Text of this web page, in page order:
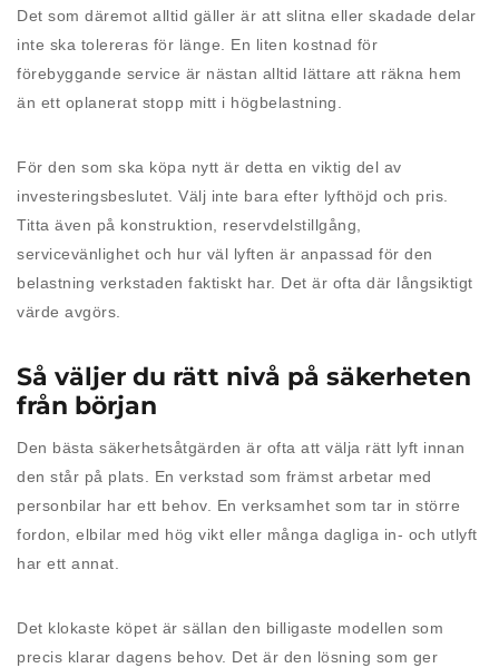
Det som däremot alltid gäller är att slitna eller skadade delar
inte ska tolereras för länge. En liten kostnad för
förebyggande service är nästan alltid lättare att räkna hem
än ett oplanerat stopp mitt i högbelastning.
För den som ska köpa nytt är detta en viktig del av
investeringsbeslutet. Välj inte bara efter lyfthöjd och pris.
Titta även på konstruktion, reservdelstillgång,
servicevänlighet och hur väl lyften är anpassad för den
belastning verkstaden faktiskt har. Det är ofta där långsiktigt
värde avgörs.
Så väljer du rätt nivå på säkerheten
från början
Den bästa säkerhetsåtgärden är ofta att välja rätt lyft innan
den står på plats. En verkstad som främst arbetar med
personbilar har ett behov. En verksamhet som tar in större
fordon, elbilar med hög vikt eller många dagliga in- och utlyft
har ett annat.
Det klokaste köpet är sällan den billigaste modellen som
precis klarar dagens behov. Det är den lösning som ger